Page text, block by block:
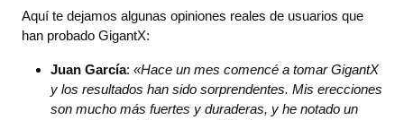
Aquí te dejamos algunas opiniones reales de usuarios que
han probado GigantX:
Juan García: «Hace un mes comencé a tomar GigantX
y los resultados han sido sorprendentes. Mis erecciones
son mucho más fuertes y duraderas, y he notado un